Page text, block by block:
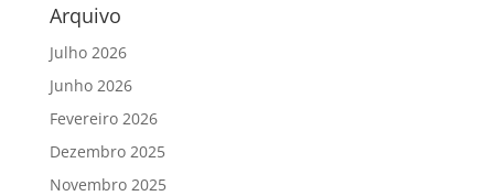
Arquivo
Julho 2026
Junho 2026
Fevereiro 2026
Dezembro 2025
Novembro 2025